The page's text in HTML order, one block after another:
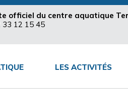
officiel du centre aquatique
33 12 15 45
LES ACTIVITÉS